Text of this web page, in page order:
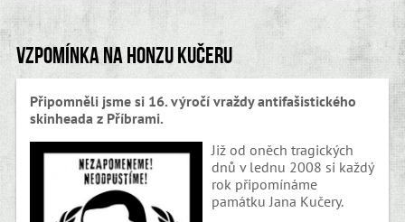
Vzpomínka na Honzu Kučeru
Připomněli jsme si 16. výročí vraždy antifašistického
skinheada z Příbrami.
Již od oněch tragických
dnů v lednu 2008 si každý
rok připomínáme
památku Jana Kučery.